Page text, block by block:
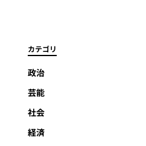
カテゴリ
政治
芸能
社会
経済